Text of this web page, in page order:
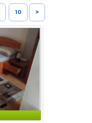
10 >